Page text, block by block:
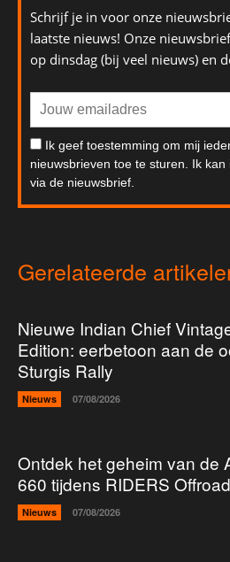
Schrijf je in voor onze
laatste nieuws! Onze
op dinsdag (bij veel nieuws) en
Ik geef toestemming om mij
nieuwsbrieven toe te sturen. Ik
via de nieuwsbrief.
Gerelateerde
Nieuwe Indian Chief
Edition: eerbetoon aan de
Sturgis Rally
Nieuws 07/08/2026
Ontdek het geheim van de
660 tijdens RIDERS
Nieuws 07/08/2026